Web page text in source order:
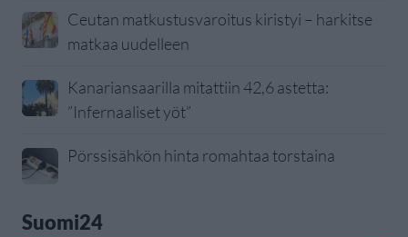
Ceutan matkustusvaroitus kiristyi – harkitse
matkaa uudelleen
Kanariansaarilla mitattiin 42,6 astetta:
”Infernaaliset yöt”
Pörssisähkön hinta romahtaa torstaina
Suomi24